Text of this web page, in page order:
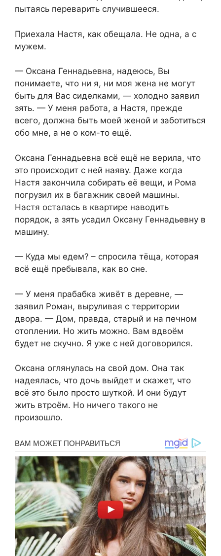
пытаясь переварить случившееся.
Приехала Настя, как обещала. Не одна, а с
мужем.
— Оксана Геннадьевна, надеюсь, Вы
понимаете, что ни я, ни моя жена не могут
быть для Вас сиделками, — холодно заявил
зять. — У меня работа, а Настя, прежде
всего, должна быть моей женой и заботиться
обо мне, а не о ком-то ещё.
Оксана Геннадьевна всё ещё не верила, что
это происходит с ней наяву. Даже когда
Настя закончила собирать её вещи, и Рома
погрузил их в багажник своей машины.
Настя осталась в квартире наводить
порядок, а зять усадил Оксану Геннадьевну в
машину.
— Куда мы едем? – спросила тёща, которая
всё ещё пребывала, как во сне.
— У меня прабабка живёт в деревне, —
заявил Роман, выруливая с территории
двора. — Дом, правда, старый и на печном
отоплении. Но жить можно. Вам вдвоём
будет не скучно. Я уже с ней договорился.
Оксана оглянулась на свой дом. Она так
надеялась, что дочь выйдет и скажет, что
всё это было просто шуткой. И они будут
жить втроём. Но ничего такого не
произошло.